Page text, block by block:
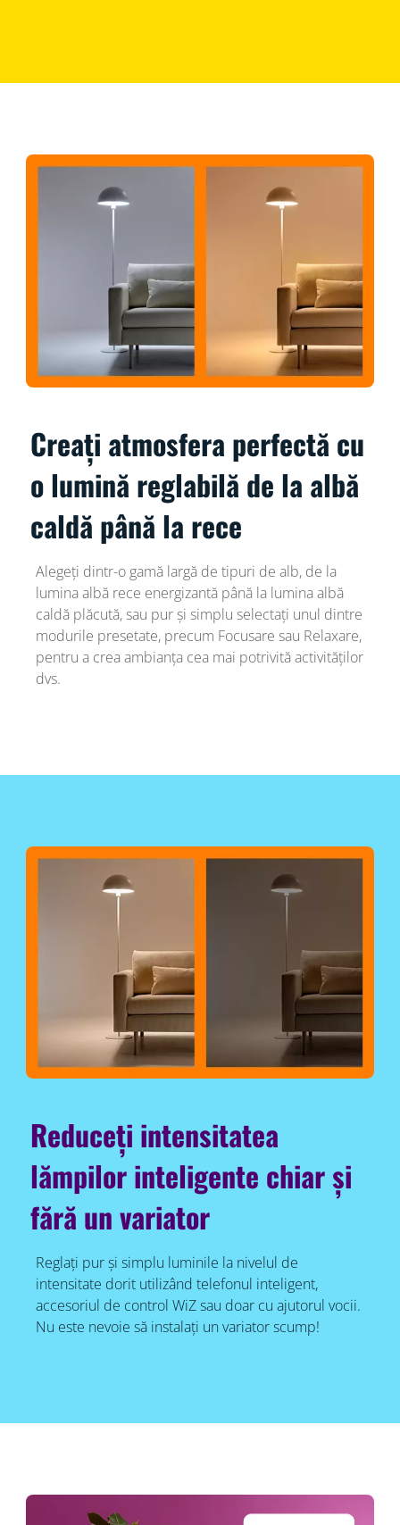
Creați atmosfera perfectă cu
o lumină reglabilă de la albă
caldă până la rece
Alegeți dintr-o gamă largă de tipuri de alb, de la
lumina albă rece energizantă până la lumina albă
caldă plăcută, sau pur și simplu selectați unul dintre
modurile presetate, precum Focusare sau Relaxare,
pentru a crea ambianța cea mai potrivită activităților
dvs.
Reduceți intensitatea
lămpilor inteligente chiar și
fără un variator
Reglați pur și simplu luminile la nivelul de
intensitate dorit utilizând telefonul inteligent,
accesoriul de control WiZ sau doar cu ajutorul vocii.
Nu este nevoie să instalați un variator scump!